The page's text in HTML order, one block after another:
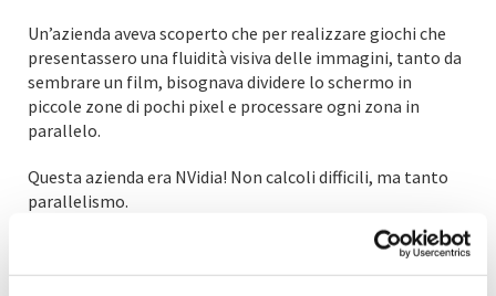
Un’azienda aveva scoperto che per realizzare giochi che
presentassero una fluidità visiva delle immagini, tanto da
sembrare un film, bisognava dividere lo schermo in
piccole zone di pochi pixel e processare ogni zona in
parallelo.
Questa azienda era NVidia! Non calcoli difficili, ma tanto
parallelismo.
Mentre i grandi dei chip realizzavano CPU sempre più
potenti nel singolo calcolo e con un numero contenuto di